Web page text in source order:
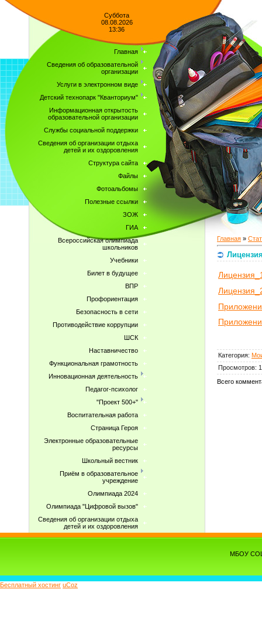
Суббота
08.08.2026
13:36
Главная
Сведения об образовательной
организации
Услуги в электронном виде
Детский технопарк "Кванториум"
Информационная открытость
образовательной организации
Службы социальной поддержки
Сведения об организации отдыха
детей и их оздоровления
Структура сайта
Файлы
Фотоальбомы
Полезные ссылки
ЗОЖ
ГИА
Всероссийская олимпиада
школьников
Учебники
Билет в будущее
ВПР
Профориентация
Безопасность в сети
Противодействие коррупции
ШСК
Наставничество
Функциональная грамотность
Инновационная деятельность
Педагог-психолог
"Проект 500+"
Воспитательная работа
Страница Героя
Электронные образовательные
ресурсы
Школьный вестник
Приём в образовательное
учреждение
Олимпиада 2024
Олимпиада "Цифровой вызов"
Сведения об организации отдыха
детей и их оздоровления
Главная »
Категория:
Просмотров:
Всего
МБОУ СОШ
Бесплатный хостинг uCoz